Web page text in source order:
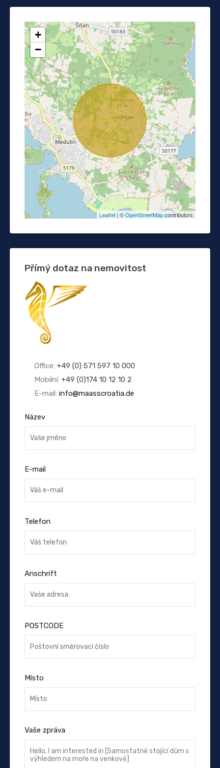
+
−
Leaflet | ©OpenStreetMapcontributors
Přímý dotaz na nemovitost
Office: +49 (0) 571 597 10 000
Mobilní: +49 (0)174 10 12 10 2
E-mail: info@maasscroatia.de
Název
E-mail
Telefon
Anschrift
POSTCODE
Místo
Vaše zpráva